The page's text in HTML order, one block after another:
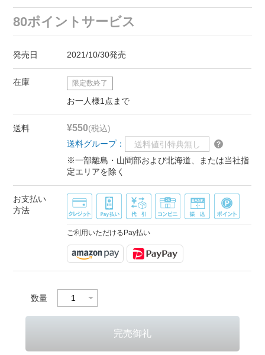
80ポイントサービス
発売日 2021/10/30発売
在庫 限定数終了
お一人様1点まで
送料 ¥550(税込)
送料グループ：
送料値引特典無し
※一部離島・山間部および北海道、または当社指
定エリアを除く
お支払い
方法
ご利用いただけるPay払い
数量